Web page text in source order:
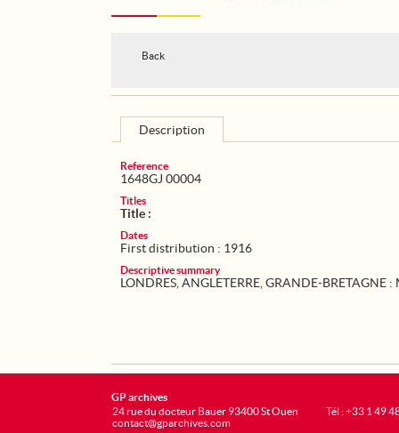
Back
Description
Reference
1648GJ 00004
Titles
Title :
Dates
First distribution : 1916
Descriptive summary
LONDRES, ANGLETERRE, GRANDE-
GP archives
24 rue du docteur Bauer 93400 St Ouen
contact@gparchives.com
Tél : +33 1 49